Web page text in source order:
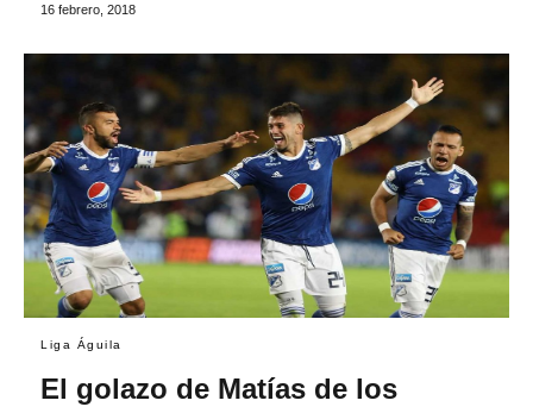
16 febrero, 2018
Liga Águila
El golazo de Matías de los